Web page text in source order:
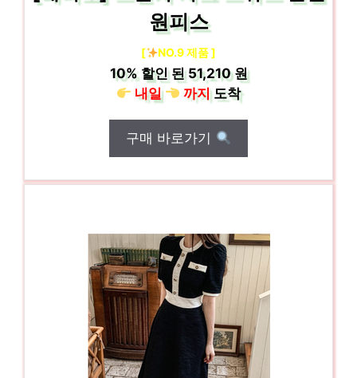
원피스
[ NO.9 제품 ]
10%할인 된51,210 원
내일
까지도착
구매 바로가기